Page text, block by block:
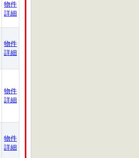
物件
詳細
物件
詳細
物件
詳細
物件
詳細